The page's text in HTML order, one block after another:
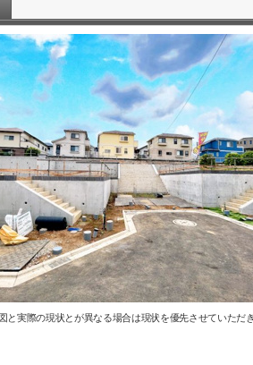
と実際の現状とが異なる場合は現状を優先させていただ